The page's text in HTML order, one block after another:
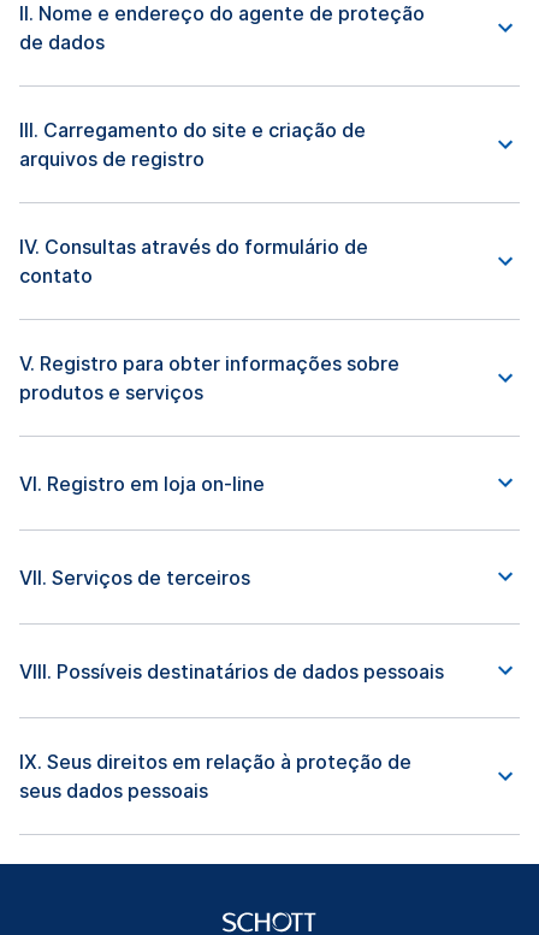
II. Nome e endereço do agente de proteção
de dados
III. Carregamento do site e criação de
arquivos de registro
IV. Consultas através do formulário de
contato
V. Registro para obter informações sobre
produtos e serviços
VI. Registro em loja on-line
VII. Serviços de terceiros
VIII. Possíveis destinatários de dados pessoais
IX. Seus direitos em relação à proteção de
seus dados pessoais